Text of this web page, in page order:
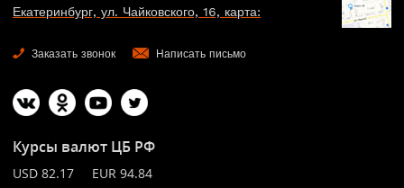
Екатеринбург, ул. Чайковского, 16, карта:
Заказать звонок Написать письмо
Курсы валют ЦБ РФ
USD 82.17 EUR 94.84